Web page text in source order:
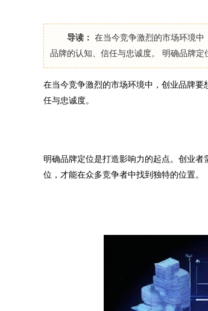
导读： 在当今竞争激烈的市场环境
品牌的认知、信任与忠诚度。 明确品牌定
在当今竞争激烈的市场环境中，创业品牌
任与忠诚度。
明确品牌定位是打造影响力的起点。创业
位，才能在众多竞争者中找到独特的位置。